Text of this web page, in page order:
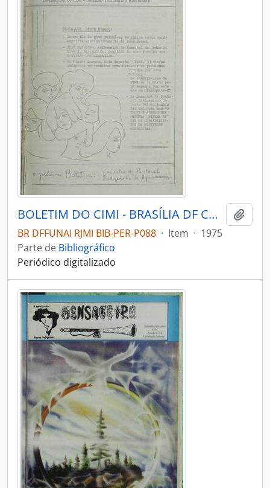
BOLETIM DO CIMI - BRASÍLIA DF CONSELHO INDIGENISTA MISSIONÁRIO - 1975 - Nº20
BR DFFUNAI RJMI BIB-PER-P088 · Item · 1975
Parte de Bibliográfico
Periódico digitalizado